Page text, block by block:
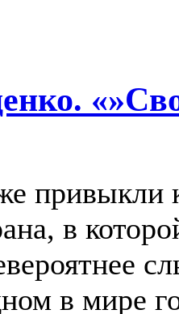
привыкли
в
в мире